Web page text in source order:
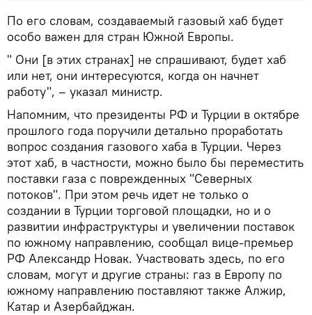
По его словам, создаваемый газовый хаб будет
особо важен для стран Южной Европы.
" Они [в этих странах] не спрашивают, будет хаб
или нет, они интересуются, когда он начнет
работу", – указал министр.
Напомним, что президенты РФ и Турции в октябре
прошлого года поручили детально проработать
вопрос создания газового хаба в Турции. Через
этот хаб, в частности, можно было бы переместить
поставки газа с поврежденных "Северных
потоков". При этом речь идет не только о
создании в Турции торговой площадки, но и о
развитии инфраструктуры и увеличении поставок
по южному направлению, сообщал вице-премьер
РФ Александр Новак. Участвовать здесь, по его
словам, могут и другие страны: газ в Европу по
южному направлению поставляют также Алжир,
Катар и Азербайджан.